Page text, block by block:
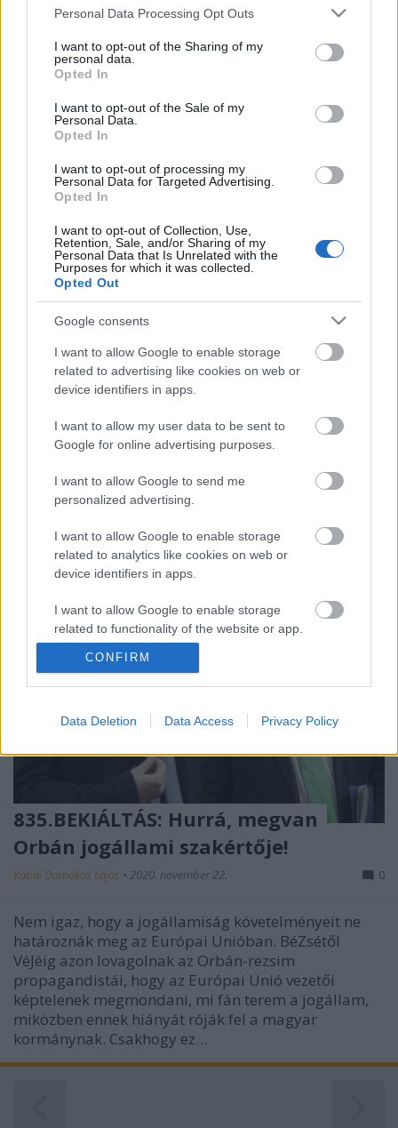
Please note that this website/app uses one or more Google
not limited to your visit or usage behaviour. You may click to
grant or deny consent to Google and its third-party tags to
use your data for below specified purposes in below Google
consent section.
Personal Data Processing Opt Outs
I want to opt-out of the Sharing of my
personal data.
Opted In
I want to opt-out of the Sale of my
Personal Data.
Opted In
I want to opt-out of processing my
Personal Data for Targeted Advertising.
Opted In
I want to opt-out of Collection, Use,
Retention, Sale, and/or Sharing of my
Personal Data that Is Unrelated with the
Purposes for which it was collected.
Opted Out
Google consents
I want to allow Google to enable storage
related to advertising like cookies on web or
device identifiers in apps.
I want to allow my user data to be sent to
Google for online advertising purposes.
I want to allow Google to send me
personalized advertising.
I want to allow Google to enable storage
related to analytics like cookies on web or
device identifiers in apps.
I want to allow Google to enable storage
related to functionality of the website or app.
I want to allow Google to enable storage
related to personalization.
I want to allow Google to enable storage
functionality and fraud prevention, and other
user protection.
CONFIRM
Data Deletion Data Access Privacy Policy
836.BEKIÁLTÁS: Orbánnak is tanulság
lehet a francia per
A francia jogállam által indított Sarkozy-eljárásnak a
Csattanós válaszként is felfoghatják a
Magyarországon dúló jogállamiság vitában
23-án, hétfőn kezdődött tárgyalást. A törvényszék elé
idézték a…
835.BEKIÁLTÁS: Hurrá, megvan
Orbán jogállami szakértője!
Kabai Domokos Lajos • 2020. november 22. 0
Nem igaz, hogy a jogállamiság követelményeit ne
határoznák meg az Európai Unióban. BéZsétől
VéJéig azon lovagolnak az Orbán-rezsim
propagandistái, hogy az Európai Unió vezetői
képtelenek megmondani, mi fán terem a jogállam,
miközben ennek hiányát róják fel a magyar
kormánynak. Csakhogy ez…